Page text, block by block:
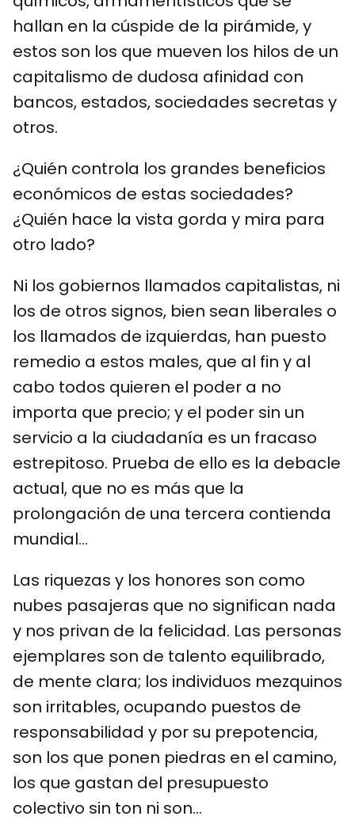
hallan en la cúspide de la pirámide, y
estos son los que mueven los hilos de un
capitalismo de dudosa afinidad con
bancos, estados, sociedades secretas y
otros.
¿Quién controla los grandes beneficios
económicos de estas sociedades?
¿Quién hace la vista gorda y mira para
otro lado?
Ni los gobiernos llamados capitalistas, ni
los de otros signos, bien sean liberales o
los llamados de izquierdas, han puesto
remedio a estos males, que al fin y al
cabo todos quieren el poder a no
importa que precio; y el poder sin un
servicio a la ciudadanía es un fracaso
estrepitoso. Prueba de ello es la debacle
actual, que no es más que la
prolongación de una tercera contienda
mundial…
Las riquezas y los honores son como
nubes pasajeras que no significan nada
y nos privan de la felicidad. Las personas
ejemplares son de talento equilibrado,
de mente clara; los individuos mezquinos
son irritables, ocupando puestos de
responsabilidad y por su prepotencia,
son los que ponen piedras en el camino,
los que gastan del presupuesto
colectivo sin ton ni son…